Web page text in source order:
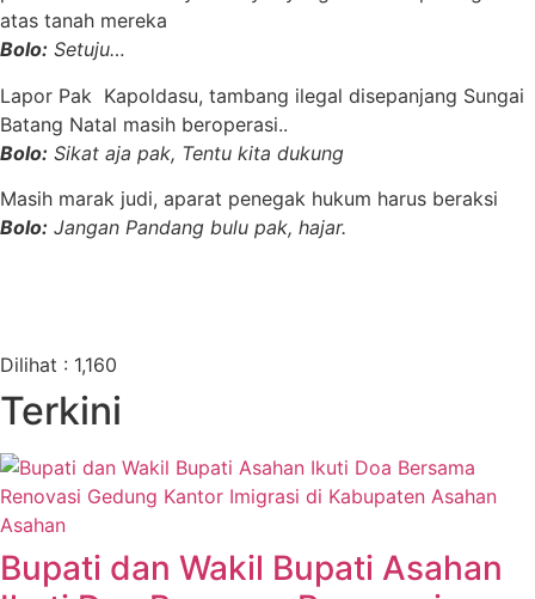
atas tanah mereka
Bolo: Setuju…
Lapor Pak Kapoldasu, tambang ilegal disepanjang Sungai
Batang Natal masih beroperasi..
Bolo: Sikat aja pak, Tentu kita dukung
Masih marak judi, aparat penegak hukum harus beraksi
Bolo: Jangan Pandang bulu pak, hajar.
Dilihat : 1,160
Terkini
Asahan
Bupati dan Wakil Bupati Asahan